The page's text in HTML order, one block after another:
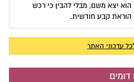
יצא משם, מבלי להבין כי רכש
הוראת קבע חודשית.
עדכוני האתר